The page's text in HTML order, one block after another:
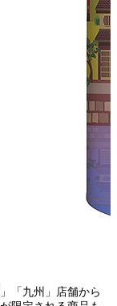
「九州」店舗から